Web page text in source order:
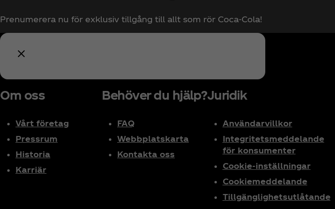
Prenumerera nu för exklusiv tillgång till allt som rör Coca‑Cola!
Om oss
Vårt företag
Pressrum
Historia
Karriär
Behöver du hjälp?
FAQ
Webbplatskarta
Kontakta oss
Juridik
Användarvillkor
Integritetsmeddelande
för konsumenter
Cookie-inställningar
Cookiemeddelande
Tillgänglighetsutlåtande